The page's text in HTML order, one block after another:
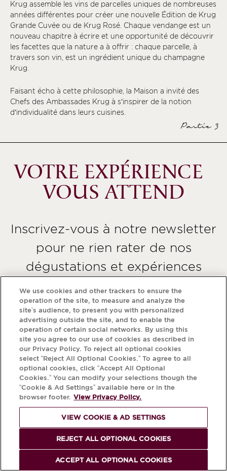
Krug assemble les vins de parcelles uniques de nombreuses
années différentes pour créer une nouvelle Édition de Krug
Grande Cuvée ou de Krug Rosé. Chaque vendange est un
nouveau chapitre à écrire et une opportunité de découvrir
les facettes que la nature a à offrir : chaque parcelle, à
travers son vin, est un ingrédient unique du champagne
Krug.
Faisant écho à cette philosophie, la Maison a invité des
Chefs des Ambassades Krug à s’inspirer de la notion
d’individualité dans leurs cuisines.
Partie 3
VOTRE EXPÉRIENCE
VOUS ATTEND
Inscrivez-vous à notre newsletter
pour ne rien rater de nos
dégustations et expériences
culinaires exclusives dans les
Ambassades Krug du monde
entier, et pour découvrir notre
prochain livre de recettesLes
carottes sont cuites.
*Krug en cuisine
We use cookies and other trackers to ensure the
operation of the site, to measure and analyze the
site’s audience, to present you with personalized
advertising outside the site, and to enable the
operation of certain social networks. By using this
site you agree to our use of cookies as described in
our Privacy Policy. To reject all optional cookies
select “Reject All Optional Cookies.” To agree to all
optional cookies, click “Accept All Optional
Cookies.” You can modify your selections though the
“Cookie & Ad Settings” available here or in the
browser footer. View Privacy Policy.
VIEW COOKIE & AD SETTINGS
REJECT ALL OPTIONAL COOKIES
ACCEPT ALL OPTIONAL COOKIES